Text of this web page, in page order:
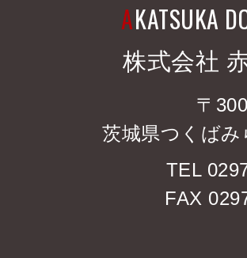
AKATSUKA
株式会社
〒
茨城県つくば
TEL
FAX